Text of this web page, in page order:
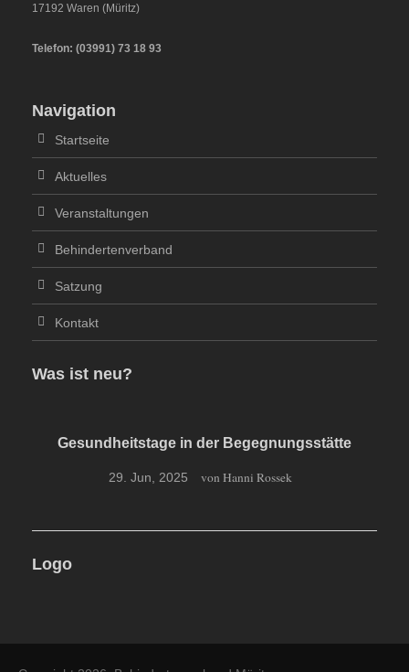
17192 Waren (Müritz)
Telefon: (03991) 73 18 93
Navigation
Startseite
Aktuelles
Veranstaltungen
Behindertenverband
Satzung
Kontakt
Was ist neu?
Gesundheitstage in der Begegnungsstätte
29. Jun, 2025 von Hanni Rossek
Logo